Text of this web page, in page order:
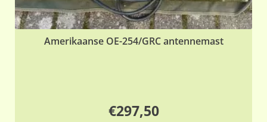
Amerikaanse OE-254/GRC antennemast
€297,50